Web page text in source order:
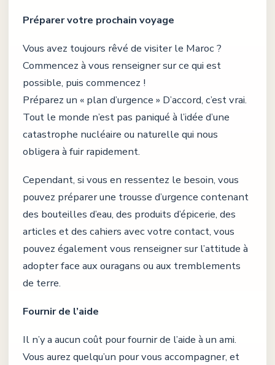
Préparer votre prochain voyage
Vous avez toujours rêvé de visiter le Maroc ?
Commencez à vous renseigner sur ce qui est
possible, puis commencez !
Préparez un « plan d’urgence » D’accord, c’est vrai.
Tout le monde n’est pas paniqué à l’idée d’une
catastrophe nucléaire ou naturelle qui nous
obligera à fuir rapidement.
Cependant, si vous en ressentez le besoin, vous
pouvez préparer une trousse d’urgence contenant
des bouteilles d’eau, des produits d’épicerie, des
articles et des cahiers avec votre contact, vous
pouvez également vous renseigner sur l’attitude à
adopter face aux ouragans ou aux tremblements
de terre.
Fournir de l’aide
Il n’y a aucun coût pour fournir de l’aide à un ami.
Vous aurez quelqu’un pour vous accompagner, et